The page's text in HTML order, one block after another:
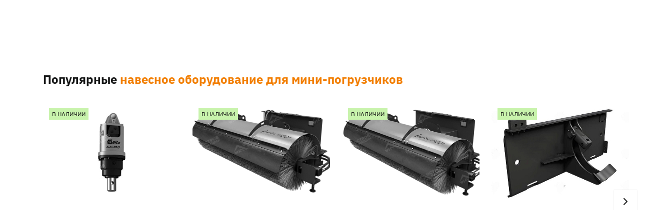
Популярные навесное оборудование для мини-погрузчиков
В НАЛИЧИИ В НАЛИЧИИ В НАЛИЧИИ В НАЛИЧИИ